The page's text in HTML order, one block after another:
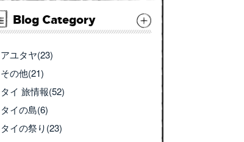
Blog Category
アユタヤ(23)
その他(21)
タイ 旅情報(52)
タイの島(6)
タイの祭り(23)